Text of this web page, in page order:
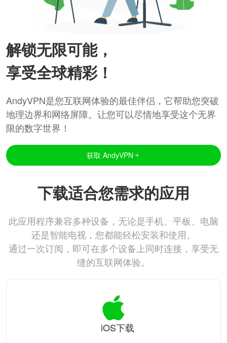
解锁无限可能，
享受全球精彩！
AndyVPN是您互联网体验的最佳伴侣，它帮助您突破
地理边界和网络屏障。让您可以尽情地享受这个无界
限的数字世界！
获取 AndyVPN
下载适合您需求的应用
此应用程序兼容多种设备，无论是手机、平板、电脑
还是智能电视，您都能轻松安装和使用。
通过一次订阅，即可在多个设备上同时连接，享受无
缝的互联网体验。
iOS下载